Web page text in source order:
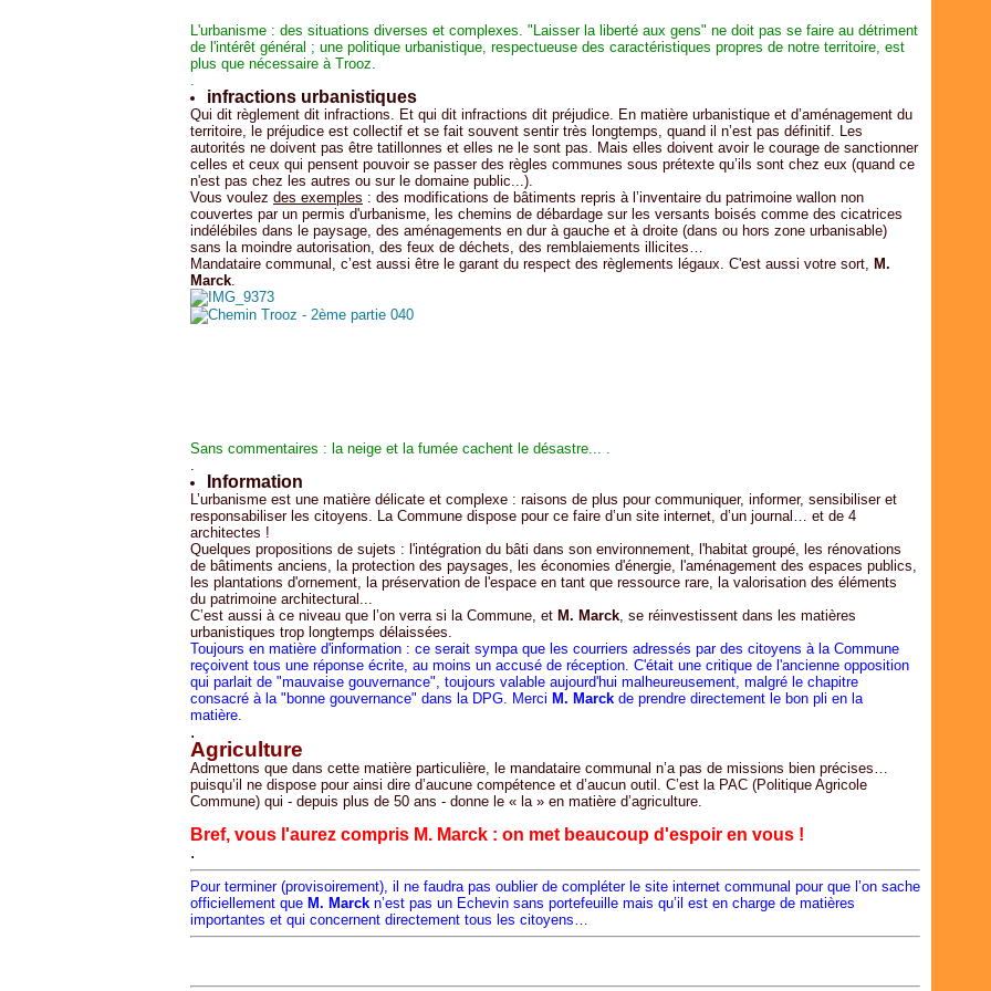
L'urbanisme : des situations diverses et complexes. "Laisser la liberté aux gens" ne doit pas se faire au détriment
de l'intérêt général ; une politique urbanistique, respectueuse des caractéristiques propres de notre territoire, est
plus que nécessaire à Trooz.
.
infractions urbanistiques
Qui dit règlement dit infractions. Et qui dit infractions dit préjudice. En matière urbanistique et d’aménagement du
territoire, le préjudice est collectif et se fait souvent sentir très longtemps, quand il n’est pas définitif. Les
autorités ne doivent pas être tatillonnes et elles ne le sont pas. Mais elles doivent avoir le courage de sanctionner
celles et ceux qui pensent pouvoir se passer des règles communes sous prétexte qu’ils sont chez eux (quand ce
n'est pas chez les autres ou sur le domaine public...).
Vous voulez des exemples : des modifications de bâtiments repris à l’inventaire du patrimoine wallon non
couvertes par un permis d'urbanisme, les chemins de débardage sur les versants boisés comme des cicatrices
indélébiles dans le paysage, des aménagements en dur à gauche et à droite (dans ou hors zone urbanisable)
sans la moindre autorisation, des feux de déchets, des remblaiements illicites…
Mandataire communal, c’est aussi être le garant du respect des règlements légaux. C'est aussi votre sort, M.
Marck.
Sans commentaires : la neige et la fumée cachent le désastre... .
.
Information
L’urbanisme est une matière délicate et complexe : raisons de plus pour communiquer, informer, sensibiliser et
responsabiliser les citoyens. La Commune dispose pour ce faire d’un site internet, d’un journal… et de 4
architectes !
Quelques propositions de sujets : l'intégration du bâti dans son environnement, l'habitat groupé, les rénovations
de bâtiments anciens, la protection des paysages, les économies d'énergie, l'aménagement des espaces publics,
les plantations d'ornement, la préservation de l'espace en tant que ressource rare, la valorisation des éléments
du patrimoine architectural...
C’est aussi à ce niveau que l’on verra si la Commune, et M. Marck, se réinvestissent dans les matières
urbanistiques trop longtemps délaissées.
Toujours en matière d'information : ce serait sympa que les courriers adressés par des citoyens à la Commune
reçoivent tous une réponse écrite, au moins un accusé de réception. C'était une critique de l'ancienne opposition
qui parlait de "mauvaise gouvernance", toujours valable aujourd'hui malheureusement, malgré le chapitre
consacré à la "bonne gouvernance" dans la DPG. Merci M. Marck de prendre directement le bon pli en la
matière.
.
Agriculture
Admettons que dans cette matière particulière, le mandataire communal n’a pas de missions bien précises…
puisqu’il ne dispose pour ainsi dire d’aucune compétence et d’aucun outil. C’est la PAC (Politique Agricole
Commune) qui - depuis plus de 50 ans - donne le « la » en matière d’agriculture.
Bref, vous l'aurez compris M. Marck : on met beaucoup d'espoir en vous !
.
Pour terminer (provisoirement), il ne faudra pas oublier de compléter le site internet communal pour que l’on sache
officiellement que M. Marck n’est pas un Echevin sans portefeuille mais qu’il est en charge de matières
importantes et qui concernent directement tous les citoyens…